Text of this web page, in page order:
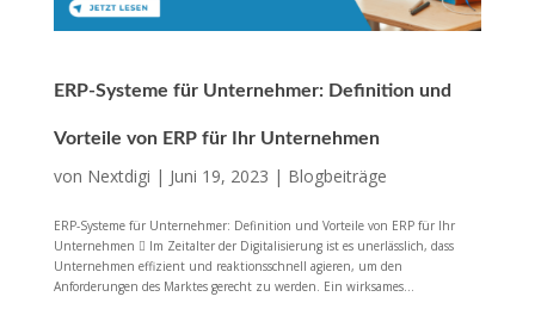
ERP-Systeme für Unternehmer: Definition und
Vorteile von ERP für Ihr Unternehmen
von Nextdigi | Juni 19, 2023 | Blogbeiträge
ERP-Systeme für Unternehmer: Definition und Vorteile von ERP für Ihr
Unternehmen  Im Zeitalter der Digitalisierung ist es unerlässlich, dass
Unternehmen effizient und reaktionsschnell agieren, um den
Anforderungen des Marktes gerecht zu werden. Ein wirksames...